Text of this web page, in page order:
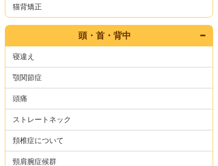
猫背矯正
頭・首・背中
寝違え
顎関節症
頭痛
ストレートネック
頚椎症について
頸肩腕症候群